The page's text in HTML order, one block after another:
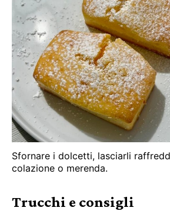
Sfornare i dolcetti, lasciarli
colazione o merenda.
Trucchi e consigli